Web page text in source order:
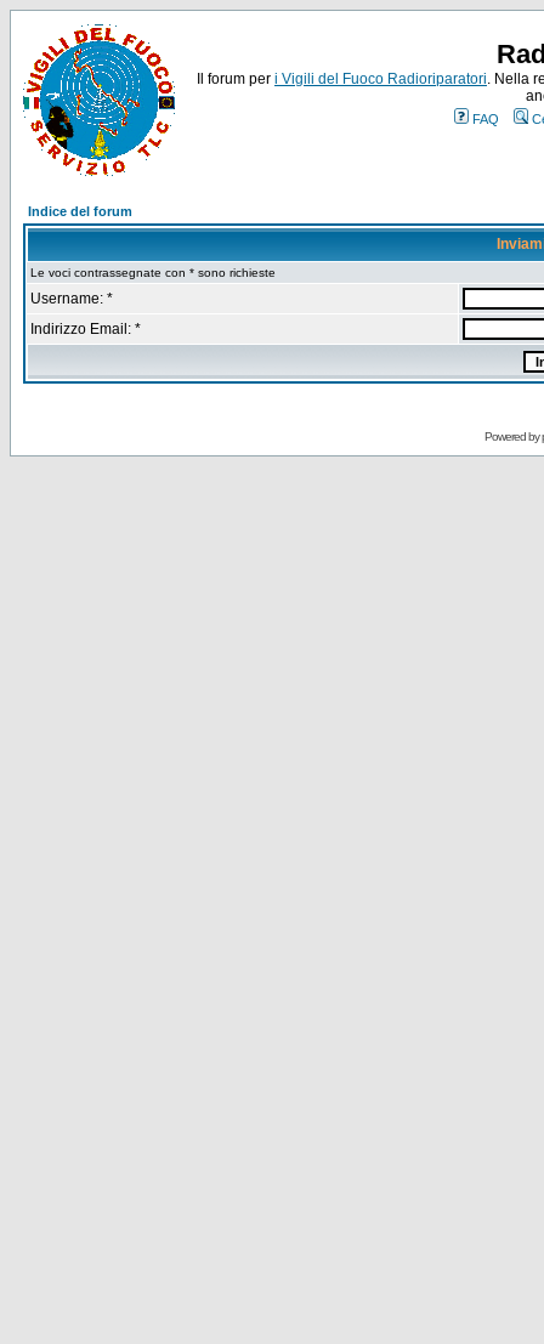
Il forum per i Vigili del Fuoco Radioriparatori. Nella
FAQ
Indice del forum
Le voci contrassegnate con * sono richieste
Username: *
Indirizzo Email: *
Powered by